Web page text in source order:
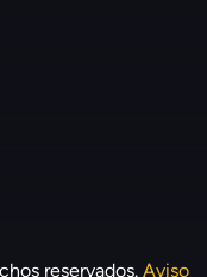
reservados.Aviso